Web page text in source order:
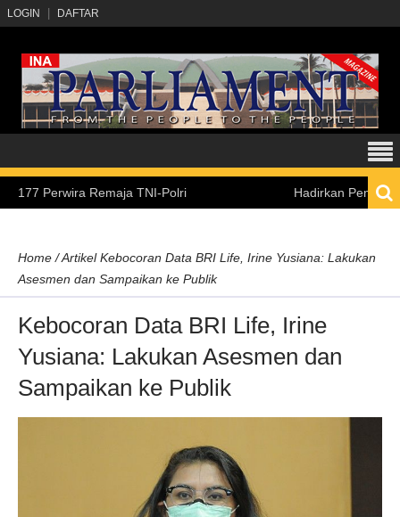
LOGIN DAFTAR
Remaja TNI-Polri Hadirkan Pengalaman
Home /Artikel Kebocoran Data BRI Life, Irine Yusiana: Lakukan
Asesmen dan Sampaikan ke Publik
Kebocoran Data BRI Life, Irine
Yusiana: Lakukan Asesmen dan
Sampaikan ke Publik